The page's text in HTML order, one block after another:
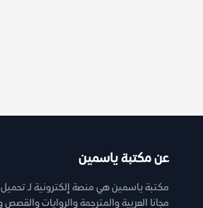
عن مكتبة ياسمين
مكتبة ياسمين هي منصة إلكترونية لـ
مجانا العربية والمترجمة والروايات والقصص